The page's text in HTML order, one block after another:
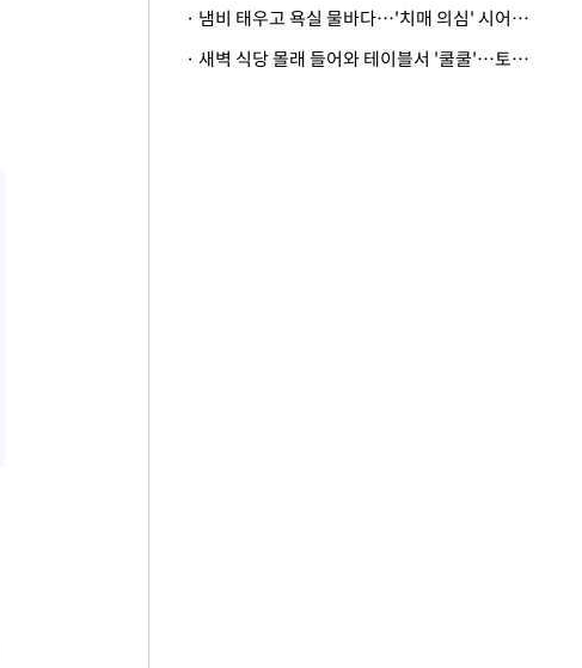
· 냄비 태우고 욕실 물바다…'치매 의심' 시어머니 검사 권유했다가 '날벼락'
· 새벽 식당 몰래 들어와 테이블서 '쿨쿨'…토사물 남기고 사라진 남성